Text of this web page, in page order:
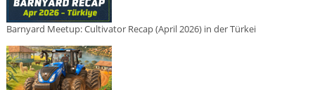
Barnyard Meetup: Cultivator Recap (April 2026) in der Türkei